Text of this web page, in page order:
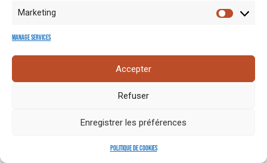
Marketing
Manage services
Accepter
Refuser
Enregistrer les préférences
Politique de cookies
Mentions
Espace
presse